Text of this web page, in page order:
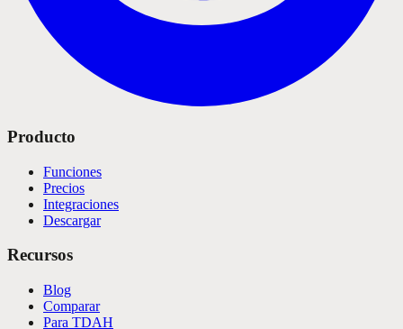
Producto
Funciones
Precios
Integraciones
Descargar
Recursos
Blog
Comparar
Para TDAH